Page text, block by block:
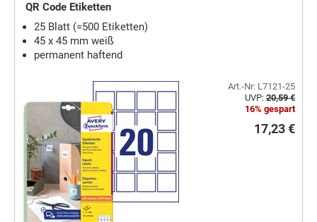
QR Code Etiketten
25 Blatt (=500 Etiketten)
45 x 45 mm weiß
permanent haftend
Art.-Nr: L7121-25
UVP: 20,59 €
16% gespart
17,23 €